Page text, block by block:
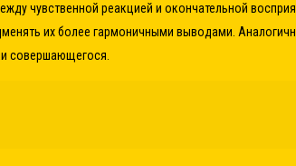
чувственной реакцией и окончательной
их более гармоничными выводами.
совершающегося.